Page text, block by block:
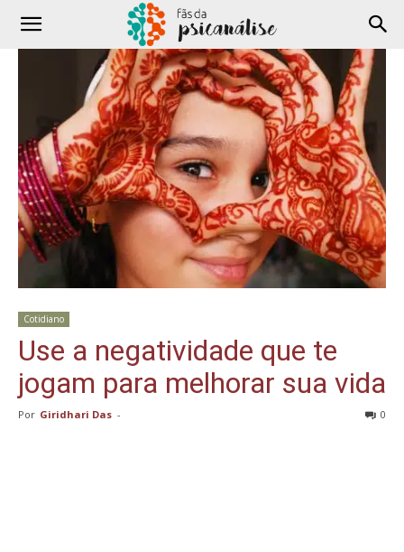
Cotidiano
Use a negatividade que te
jogam para melhorar sua vida
Por Giridhari Das - 0